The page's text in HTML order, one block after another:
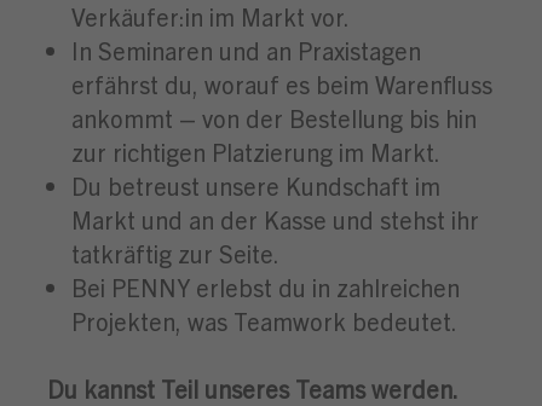
Verkäufer:in im Markt vor.
In Seminaren und an Praxistagen
erfährst du, worauf es beim Warenfluss
ankommt – von der Bestellung bis hin
zur richtigen Platzierung im Markt.
Du betreust unsere Kundschaft im
Markt und an der Kasse und stehst ihr
tatkräftig zur Seite.
Bei PENNY erlebst du in zahlreichen
Projekten, was Teamwork bedeutet.
Du kannst Teil unseres Teams werden.